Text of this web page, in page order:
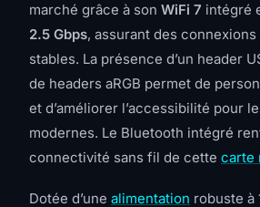
marché grâce à son WiFi 7 intégré
2.5 Gbps, assurant des
stables. La présence d’un header
de headers aRGB permet de
et d’améliorer l’accessibilité pour
modernes. Le Bluetooth intégré
connectivité sans fil de cette carte
Dotée d’une alimentation robuste à